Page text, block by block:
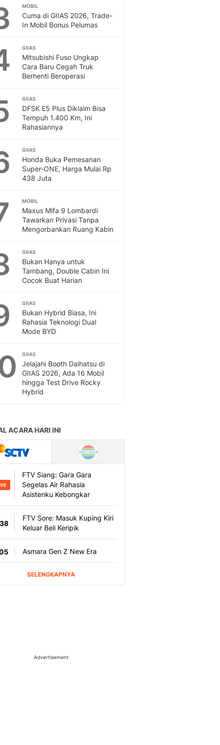
MOBIL
Cuma di GIIAS 2026, Trade-
In Mobil Bonus Pelumas
GIIAS
Mitsubishi Fuso Ungkap
Cara Baru Cegah Truk
Berhenti Beroperasi
GIIAS
DFSK E5 Plus Diklaim Bisa
Tempuh 1.400 Km, Ini
Rahasiannya
GIIAS
Honda Buka Pemesanan
Super-ONE, Harga Mulai Rp
438 Juta
MOBIL
Maxus Mifa 9 Lombardi
Tawarkan Privasi Tanpa
Mengorbankan Ruang Kabin
GIIAS
Bukan Hanya untuk
Tambang, Double Cabin Ini
Cocok Buat Harian
GIIAS
Bukan Hybrid Biasa, Ini
Rahasia Teknologi Dual
Mode BYD
GIIAS
Jelajahi Booth Daihatsu di
GIIAS 2026, Ada 16 Mobil
hingga Test Drive Rocky
Hybrid
Advertisement